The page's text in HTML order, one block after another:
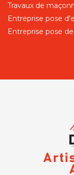
Travaux de
Entreprise pose
Entreprise pose